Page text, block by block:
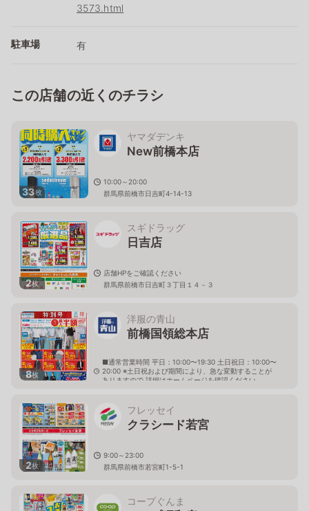
3573.html
駐車場 有
この店舗の近くのチラシ
33枚
ヤマダデンキ
New前橋本店
10:00～20:00
群馬県前橋市日吉町4-14-13
2枚
スギドラッグ
日吉店
店舗HPをご確認ください
群馬県前橋市日吉町３丁目１４－３
8枚
洋服の青山
前橋国領総本店
■通常営業時間 平日：10:00〜19:30 土日祝日：10:00〜
20:00 ※土日祝および期間により、急な変動することが
ありますので 詳細はホームページを確認ください
2枚
フレッセイ
クラシード若宮
9:00～23:00
群馬県前橋市若宮町1-5-1
コープぐんま